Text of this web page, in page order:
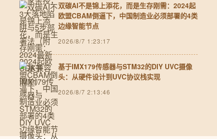
双碳AI不是锦上添花，而是生存刚需：2024起
欧盟CBAM倒逼下，中国制造业必须部署的4类
边缘智能节点
2026/8/7 1:23:17
基于IMX179传感器与STM32的DIY UVC摄像
头：从硬件设计到UVC协议栈实现
2026/8/7 2:13:46